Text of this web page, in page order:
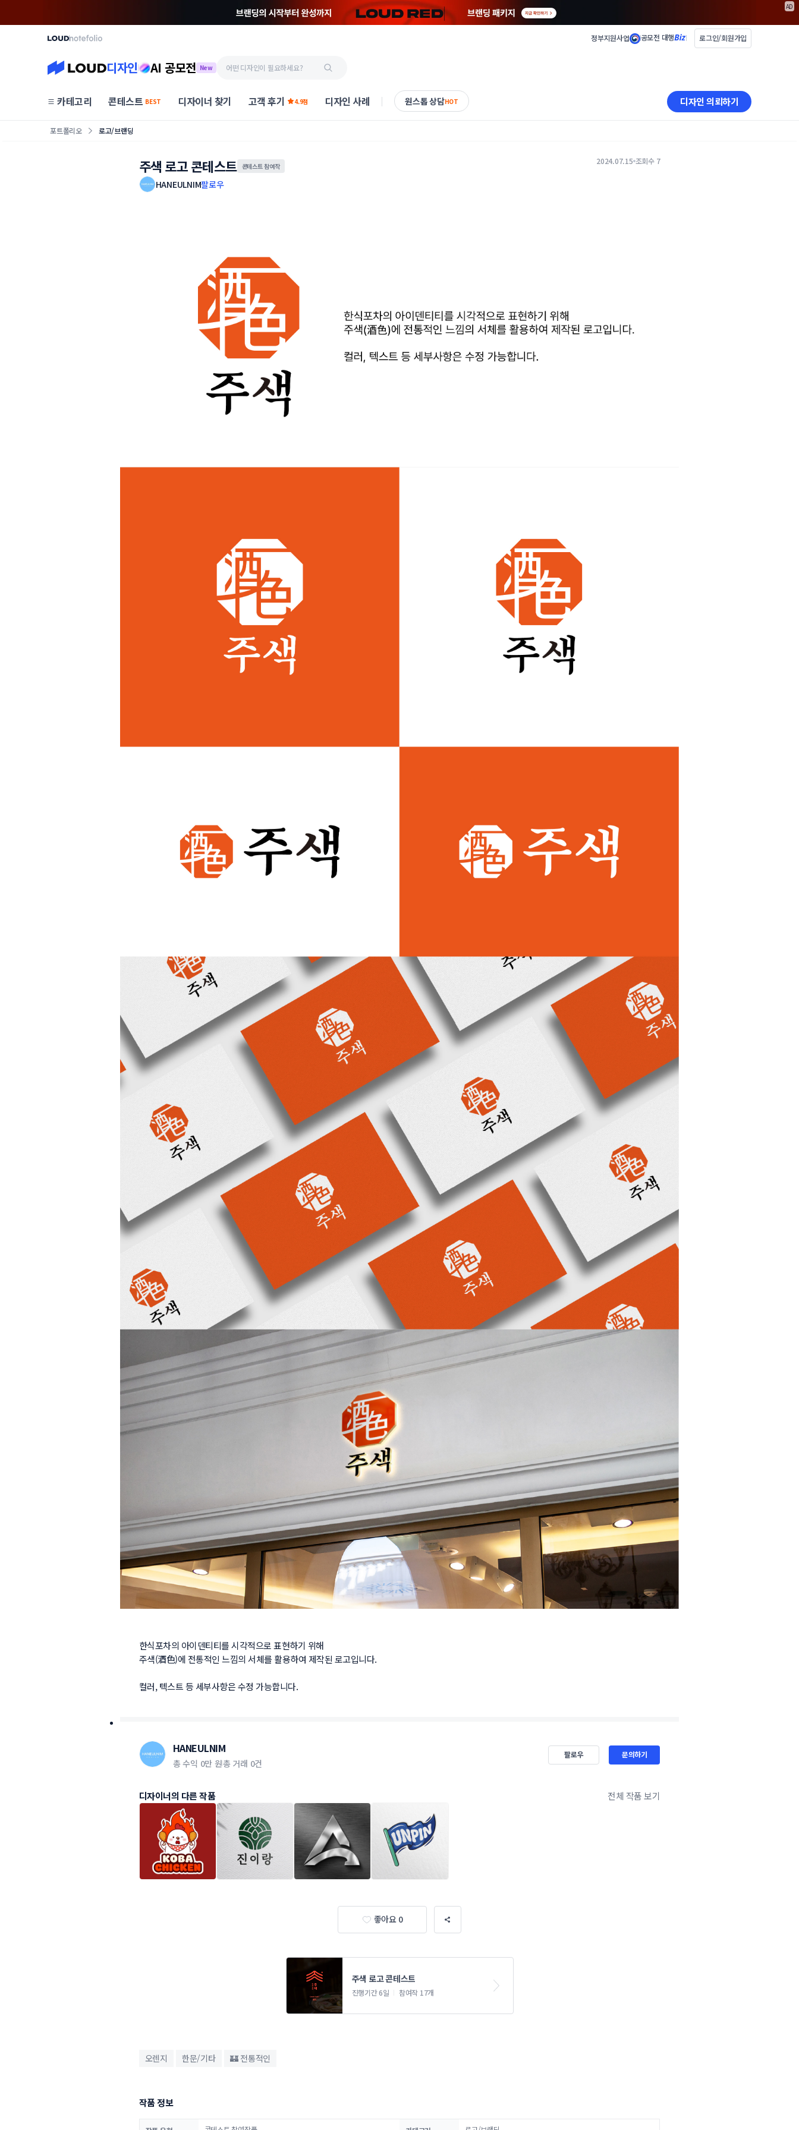
AD
정부지원사업 공모전 대행 로그인/회원가입
디자인 AI 공모전 New
카테고리 콘테스트 BEST 디자이너 찾기 고객 후기 4.9점 디자인 사례 원스톱 상담HOT 디자인 의뢰하기
포트폴리오 로고/브랜딩
주색 로고 콘테스트 콘테스트 참여작 2024.07.15 조회수 7
HANEULNIM팔로우
한식포차의 아이덴티티를 시각적으로 표현하기 위해
주색(酒色)에 전통적인 느낌의 서체를 활용하여 제작된 로고입니다.
컬러, 텍스트 등 세부사항은 수정 가능합니다.
HANEULNIM
총 수익 0만 원총 거래 0건
팔로우 문의하기
디자이너의 다른 작품 전체 작품 보기
좋아요 0
주색 로고 콘테스트
진행기간 6일 참여작 17개
오렌지 한문/기타 🏰 전통적인
작품 정보